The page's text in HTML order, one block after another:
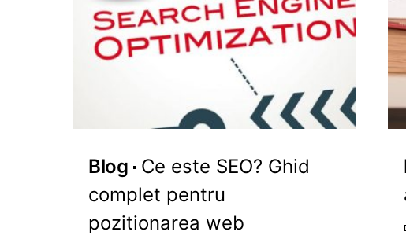
Blog
Ce este SEO? Ghid
complet pentru
pozitionarea web